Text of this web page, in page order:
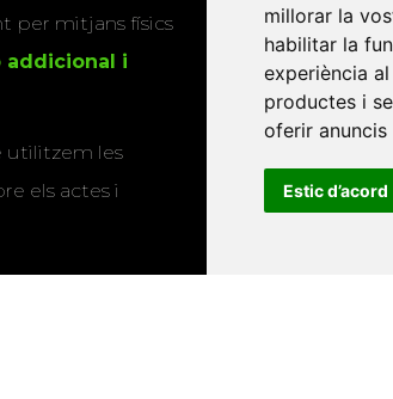
millorar la
habilitar la
experiència
productes i
oferir
Estic d’acord
per mitjans físics
addicional i
utilitzem les
els actes i